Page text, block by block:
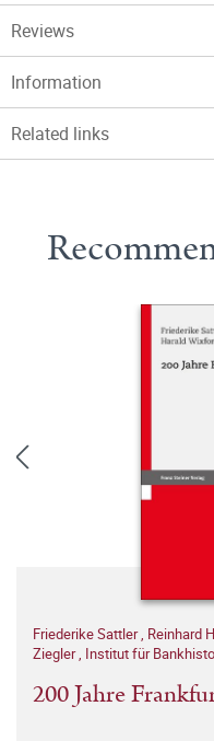
Reviews
Information
Related links
Friederike Sattler, Reinhard
Ziegler, Institut für
200 Jahre